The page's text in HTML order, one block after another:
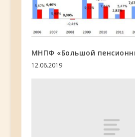
МНПФ «Большой
12.06.2019